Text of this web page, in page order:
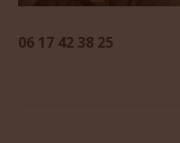
06 17 42 38 25